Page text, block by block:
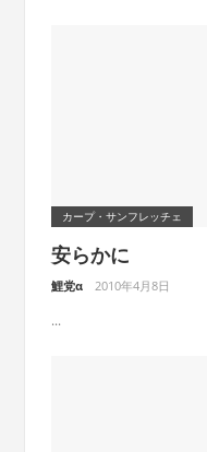
カープ・サンフレッチェ
安らかに
鯉党α 2010年4月8日
...